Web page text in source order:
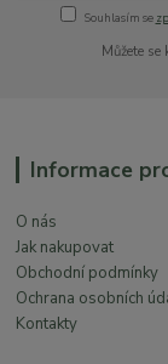
Souhlasím se
Můžete
Informace
O nás
Jak nakupovat
Obchodní podmínky
Ochrana osobních
Kontakty